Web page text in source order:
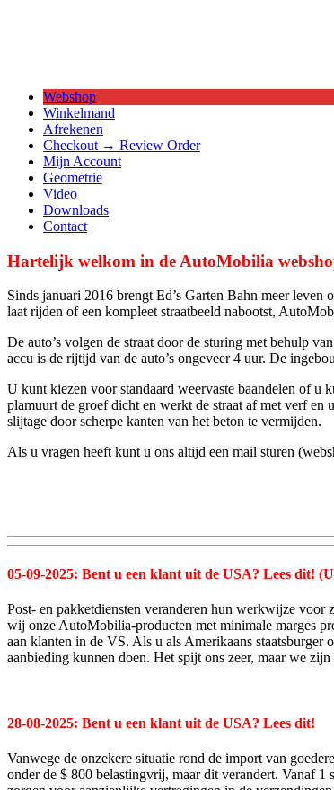
Webshop
Winkelmand
Afrekenen
Checkout → Review Order
Mijn Account
Geometrie
Video
Downloads
Contact
Hartelijk welkom in de AutoMobilia
Sinds januari 2016 brengt Ed’s Garten Bahn meer
laat rijden of een kompleet straatbeeld nabootst,
De auto’s volgen de straat door de sturing met behulp
accu is de rijtijd van de auto’s ongeveer 4 uur. De
U kunt kiezen voor standaard weervaste baandelen of u
plamuurt de groef dicht en werkt de straat af met verf
slijtage door scherpe kanten van het beton te vermijden.
Als u vragen heeft kunt u ons altijd een mail sturen
05-09-2025: Bent u een klant uit de USA? Lees dit!
Post- en pakketdiensten veranderen hun werkwijze voor
wij onze AutoMobilia-producten met minimale marges
aan klanten in de VS. Als u als Amerikaans staatsburger
aanbieding kunnen doen. Het spijt ons zeer, maar we
28-08-2025: Bent u een klant uit de USA? Lees dit!
Vanwege de onzekere situatie rond de import van
onder de $ 800 belastingvrij, maar dit verandert. Vanaf 1